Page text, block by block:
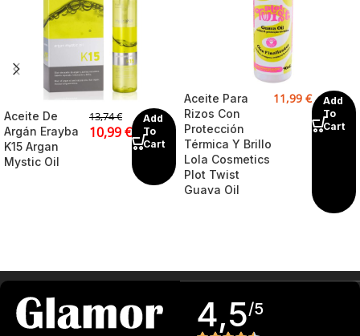
Aceite De
Argán Erayba
K15 Argan
Mystic Oil
13,74€
10,99€
Add
To
Cart
Aceite Para
Rizos Con
Protección
Térmica Y Brillo
Lola Cosmetics
Plot Twist
Guava Oil
11,99 €
Add
To
Cart
4,5/5